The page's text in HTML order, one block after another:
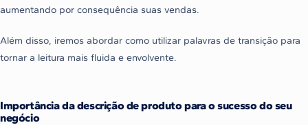
aumentando por consequência suas vendas.
Além disso, iremos abordar como utilizar palavras de transição para
tornar a leitura mais fluida e envolvente.
Importância da descrição de produto para o sucesso do seu
negócio